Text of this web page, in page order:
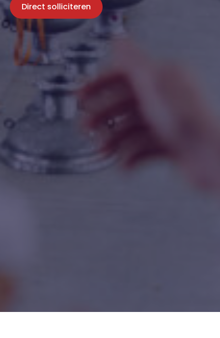
Direct solliciteren